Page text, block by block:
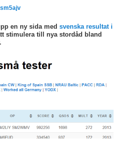
sm5ajv
en ny sida medsvenska resultat i
stimulera till nya stordåd bland